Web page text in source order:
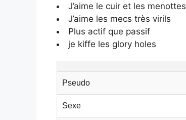
J’aime le cuir et les menottes
J’aime les mecs très virils
Plus actif que passif
je kiffe les glory holes
Pseudo
Sexe